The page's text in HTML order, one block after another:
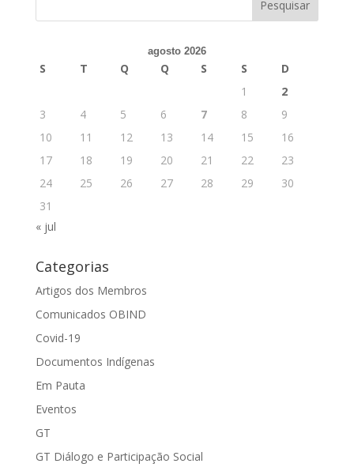
agosto 2026
S T Q Q S S
D
1
2
3
4 5 6 7 8
9
10
11 12 13 14 15
16
17
18 19 20 21 22
23
24
25 26 27 28 29
30
31
« jul
Categorias
Artigos dos Membros
Comunicados OBIND
Covid-19
Documentos Indígenas
Em Pauta
Eventos
GT
GT Diálogo e Participação Social